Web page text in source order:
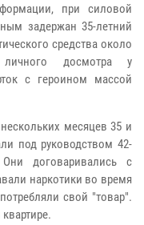
при силовой
задержан 35-летний
средства около
досмотра у
с героином массой
месяцев 35 и
под руководством 42-
договаривались с
наркотики во время
свой "товар".